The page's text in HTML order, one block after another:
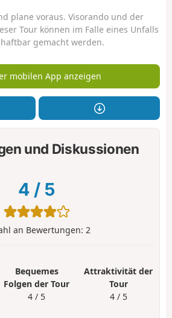
plane voraus. Visorando und der
Tour können im Falle eines Unfalls
gemacht werden.
mobilen App anzeigen
und Diskussionen
4 / 5
an Bewertungen: 2
Bequemes
Folgen der Tour
4 / 5
Attraktivität der
Tour
4 / 5